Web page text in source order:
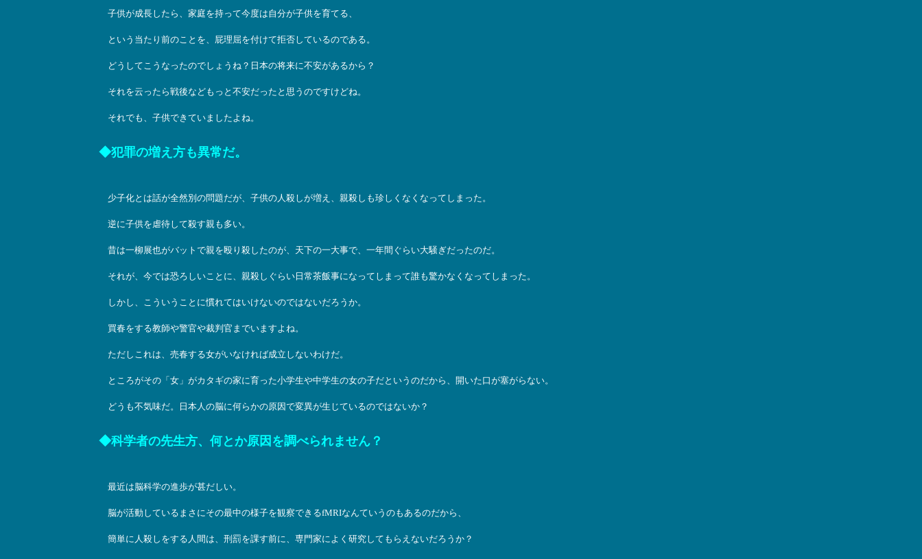
子供が成長したら、家庭を持って今度は自分が子供を育てる、
という当たり前のことを、屁理屈を付けて拒否しているのである。
どうしてこうなったのでしょうね？日本の将来に不安があるから？
それを云ったら戦後などもっと不安だったと思うのですけどね。
それでも、子供できていましたよね。
◆犯罪の増え方も異常だ。
少子化とは話が全然別の問題だが、子供の人殺しが増え、親殺しも珍しくなくなってしまった。
逆に子供を虐待して殺す親も多い。
昔は一柳展也がバットで親を殴り殺したのが、天下の一大事で、一年間ぐらい大騒ぎだったのだ。
それが、今では恐ろしいことに、親殺しぐらい日常茶飯事になってしまって誰も驚かなくなってしまった。
しかし、こういうことに慣れてはいけないのではないだろうか。
買春をする教師や警官や裁判官までいますよね。
ただしこれは、売春する女がいなければ成立しないわけだ。
ところがその「女」がカタギの家に育った小学生や中学生の女の子だというのだから、開いた口が塞がらない。
どうも不気味だ。日本人の脳に何らかの原因で変異が生じているのではないか？
◆科学者の先生方、何とか原因を調べられません？
最近は脳科学の進歩が甚だしい。
脳が活動しているまさにその最中の様子を観察できるfMRIなんていうのもあるのだから、
簡単に人殺しをする人間は、刑罰を課す前に、専門家によく研究してもらえないだろうか？